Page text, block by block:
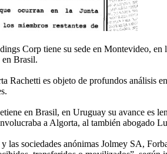
Corp tiene su sede en Montevideo,
en Brasil.
es objeto de profundos análisis
en Brasil, en Uruguay su avance es
a Algorta, al también abogado
sociedades anónimas Jolmey SA,